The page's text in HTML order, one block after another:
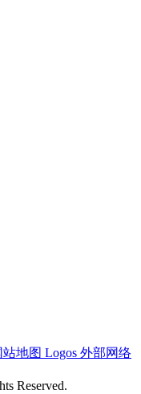
站地图 Logos 外部网络
Reserved.